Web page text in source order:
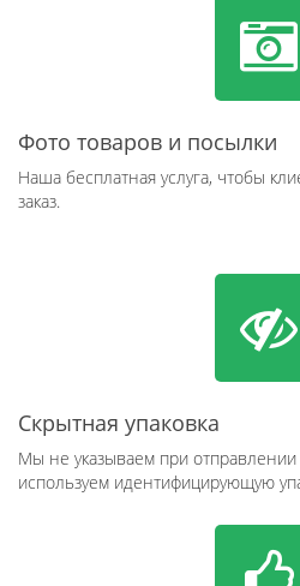
Фото товаров и посылки
Наша бесплатная услуга, чтобы
заказ.
Скрытная упаковка
Мы не указываем при отправлении
используем идентифицирующую